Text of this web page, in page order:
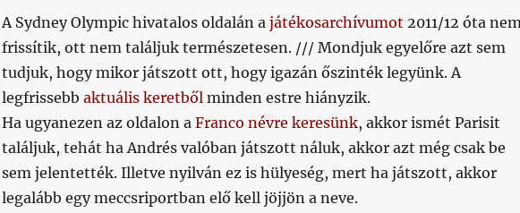
A Sydney Olympic hivatalos oldalán a játékosarchívumot 2011/12 óta
frissítik, ott nem találjuk természetesen. /// Mondjuk egyelőre azt sem
tudjuk, hogy mikor játszott ott, hogy igazán őszinték legyünk. A
legfrissebb aktuális keretbőlminden estre hiányzik.
Ha ugyanezen az oldalon a Franco névre keresünk, akkor ismét Parisit
találjuk, tehát ha Andrés valóban játszott náluk, akkor azt még csak be
sem jelentették. Illetve nyilván ez is hülyeség, mert ha játszott, akkor
legalább egy meccsriportban elő kell jöjjön a neve.